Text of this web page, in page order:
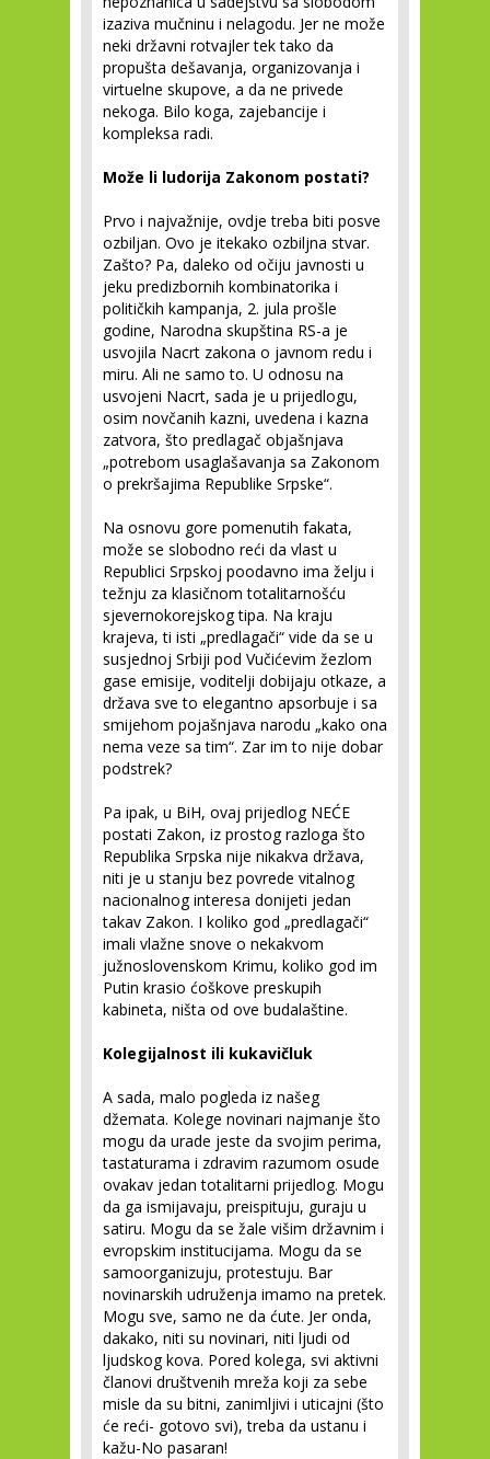
izaziva mučninu i nelagodu. Jer ne može
neki državni rotvajler tek tako da
propušta dešavanja, organizovanja i
virtuelne skupove, a da ne privede
nekoga. Bilo koga, zajebancije i
kompleksa radi.
Može li ludorija Zakonom postati?
Prvo i najvažnije, ovdje treba biti posve
ozbiljan. Ovo je itekako ozbiljna stvar.
Zašto? Pa, daleko od očiju javnosti u
jeku predizbornih kombinatorika i
političkih kampanja, 2. jula prošle
godine, Narodna skupština RS-a je
usvojila Nacrt zakona o javnom redu i
miru. Ali ne samo to. U odnosu na
usvojeni Nacrt, sada je u prijedlogu,
osim novčanih kazni, uvedena i kazna
zatvora, što predlagač objašnjava
„potrebom usaglašavanja sa Zakonom
o prekršajima Republike Srpske“.
Na osnovu gore pomenutih fakata,
može se slobodno reći da vlast u
Republici Srpskoj poodavno ima želju i
težnju za klasičnom totalitarnošću
sjevernokorejskog tipa. Na kraju
krajeva, ti isti „predlagači“ vide da se u
susjednoj Srbiji pod Vučićevim žezlom
gase emisije, voditelji dobijaju otkaze, a
država sve to elegantno apsorbuje i sa
smijehom pojašnjava narodu „kako ona
nema veze sa tim“. Zar im to nije dobar
podstrek?
Pa ipak, u BiH, ovaj prijedlog NEĆE
postati Zakon, iz prostog razloga što
Republika Srpska nije nikakva država,
niti je u stanju bez povrede vitalnog
nacionalnog interesa donijeti jedan
takav Zakon. I koliko god „predlagači“
imali vlažne snove o nekakvom
južnoslovenskom Krimu, koliko god im
Putin krasio ćoškove preskupih
kabineta, ništa od ove budalaštine.
Kolegijalnost ili kukavičluk
A sada, malo pogleda iz našeg
džemata. Kolege novinari najmanje što
mogu da urade jeste da svojim perima,
tastaturama i zdravim razumom osude
ovakav jedan totalitarni prijedlog. Mogu
da ga ismijavaju, preispituju, guraju u
satiru. Mogu da se žale višim državnim i
evropskim institucijama. Mogu da se
samoorganizuju, protestuju. Bar
novinarskih udruženja imamo na pretek.
Mogu sve, samo ne da ćute. Jer onda,
dakako, niti su novinari, niti ljudi od
ljudskog kova. Pored kolega, svi aktivni
članovi društvenih mreža koji za sebe
misle da su bitni, zanimljivi i uticajni (što
će reći- gotovo svi), treba da ustanu i
kažu-No pasaran!